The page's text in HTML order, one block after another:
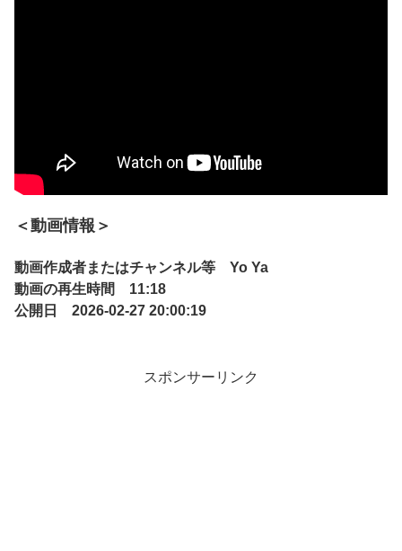
＜動画情報＞
動画作成者またはチャンネル等 Yo Ya
動画の再生時間 11:18
公開日 2026-02-27 20:00:19
スポンサーリンク